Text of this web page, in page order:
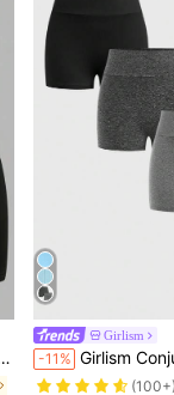
Girlism
-11% Girlism Conjunto de 4 piezas de shorts casuales de primavera/verano de punto
(100+)